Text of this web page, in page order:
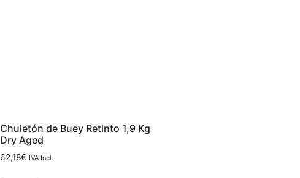
Chuletón de Buey Retinto 1,9 Kg
Dry Aged
62,18€ IVA Incl.